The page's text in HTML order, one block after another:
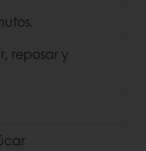
reposar y